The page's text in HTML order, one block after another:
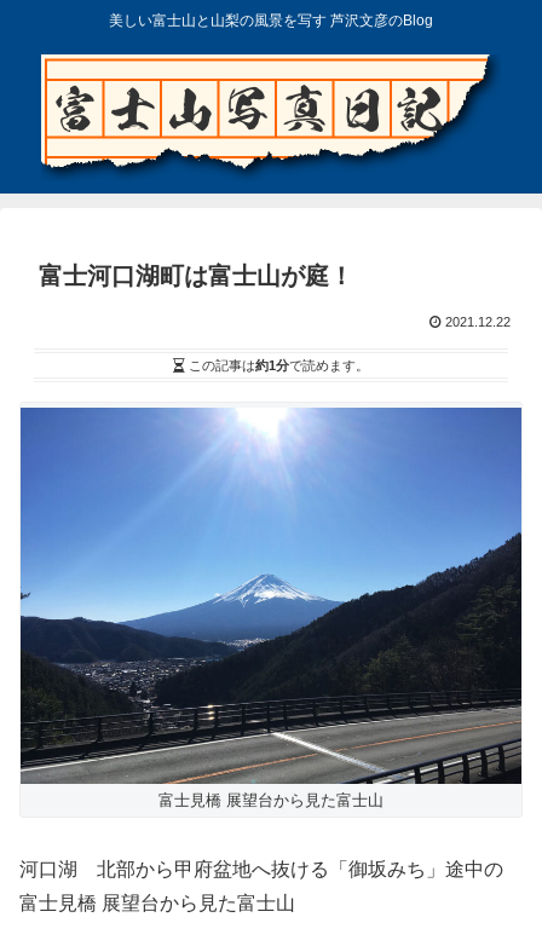
美しい富士山と山梨の風景を写す 芦沢文彦のBlog
富士河口湖町は富士山が庭！
2021.12.22
この記事は約1分で読めます。
富士見橋 展望台から見た富士山
河口湖 北部から甲府盆地へ抜ける「御坂みち」途中の
富士見橋 展望台から見た富士山